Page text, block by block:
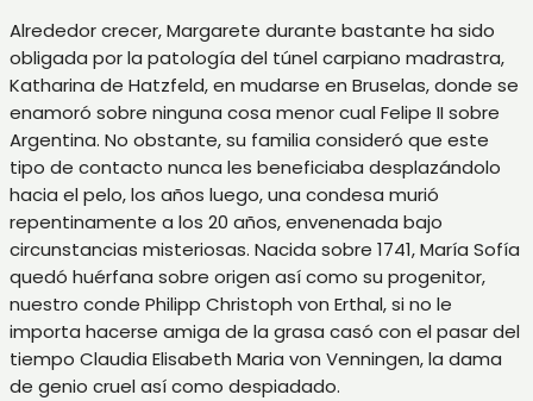
Alrededor crecer, Margarete durante bastante ha sido
obligada por la patologí­a del túnel carpiano madrastra,
Katharina de Hatzfeld, en mudarse en Bruselas, donde se
enamoró sobre ninguna cosa menor cual Felipe II sobre
Argentina. No obstante, su familia consideró que este
tipo de contacto nunca les beneficiaba desplazándolo
hacia el pelo, los años luego, una condesa murió
repentinamente a los 20 años, envenenada bajo
circunstancias misteriosas. Nacida sobre 1741, María Sofía
quedó huérfana sobre origen así­ como su progenitor,
nuestro conde Philipp Christoph von Erthal, si no le
importa hacerse amiga de la grasa casó con el pasar del
tiempo Claudia Elisabeth Maria von Venningen, la dama
de genio cruel así­ como despiadado.